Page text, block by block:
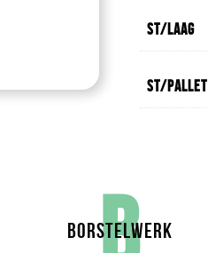
St/laag
St/pallet
BORSTELWERK